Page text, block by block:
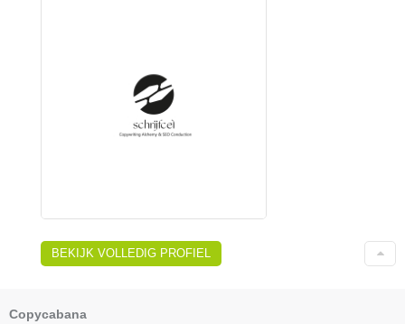
BEKIJK VOLLEDIG PROFIEL
Copycabana